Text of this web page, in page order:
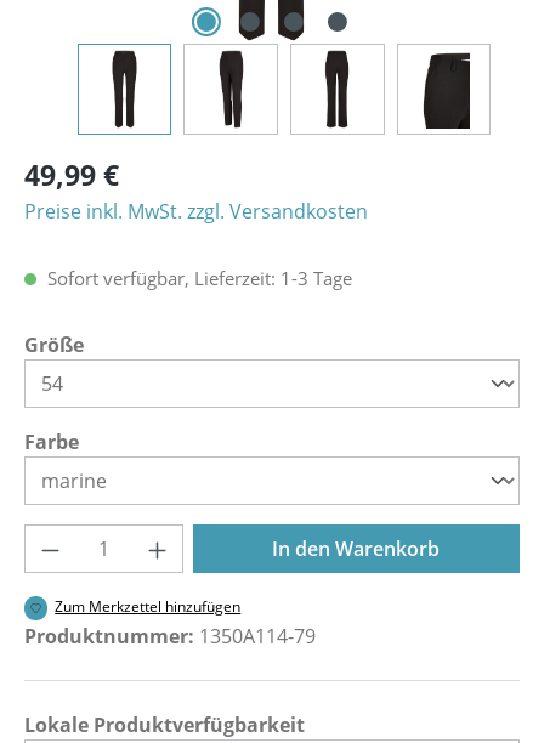
49,99 €
Preise inkl. MwSt. zzgl. Versandkosten
Sofort verfügbar, Lieferzeit: 1-3 Tage
Größeauswählen
Farbeauswählen
Produkt Anzahl: Gib den gewünschten
In den Warenkorb
Zum Merkzettel hinzufügen
Produktnummer: 1350A114-79
Lokale Produktverfügbarkeit